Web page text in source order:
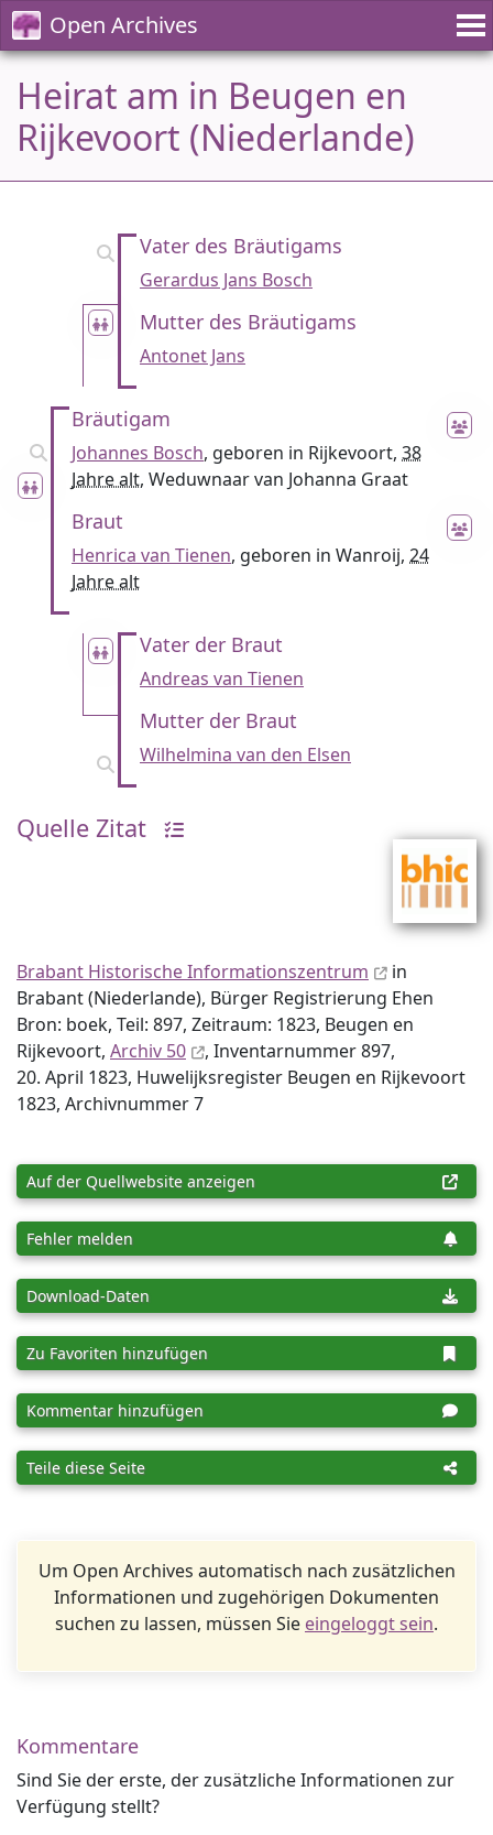
Open Archives
Heirat am in Beugen en
Rijkevoort (Niederlande)
Vater des Bräutigams
Gerardus Jans Bosch
Mutter des Bräutigams
Antonet Jans
Bräutigam
Johannes Bosch, geboren in Rijkevoort, 38
Jahre alt, Weduwnaar van Johanna Graat
Braut
Henrica van Tienen, geboren in Wanroij, 24
Jahre alt
Vater der Braut
Andreas van Tienen
Mutter der Braut
Wilhelmina van den Elsen
Quelle Zitat
Brabant Historische Informationszentrum
in
Brabant (Niederlande), Bürger Registrierung Ehen
Bron: boek, Teil: 897, Zeitraum: 1823, Beugen en
Rijkevoort, Archiv 50
, Inventar­nummer 897,
20. April 1823, Huwelijksregister Beugen en Rijkevoort
1823, Archiv­nummer 7
Auf der Quellwebsite anzeigen
Fehler melden
Download-Daten
Zu Favoriten hinzufügen
Kommentar hinzufügen
Teile diese Seite
Um Open Archives automatisch nach zusätzlichen
Informationen und zugehörigen Dokumenten
suchen zu lassen, müssen Sie eingeloggt sein.
Kommentare
Sind Sie der erste, der zusätzliche Informationen zur
Verfügung stellt?